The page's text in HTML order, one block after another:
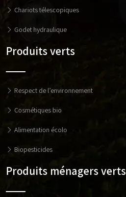
Chariots télescopiques
Godet hydraulique
Produits verts
Respect de l’environnement
Cosmétiques bio
Alimentation écolo
Biopesticides
Produits ménagers verts